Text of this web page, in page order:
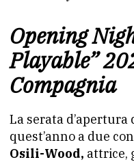
Opening
Playable”
Compagnia
La serata d’apertura
quest’anno a due
Osili-Wood, attrice,